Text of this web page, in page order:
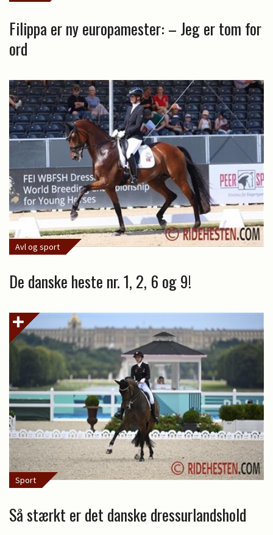
Filippa er ny europamester: – Jeg er tom for
ord
Avl og sport
De danske heste nr. 1, 2, 6 og 9!
Sport
Så stærkt er det danske dressurlandshold